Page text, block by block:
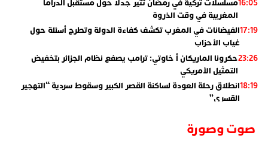
16:05مسلسلات تركية في رمضان تثير جدلا حول مستقبل الدراما
المغربية في وقت الذروة
17:19الفيضانات في المغرب تكشف كفاءة الدولة وتطرح أسئلة حول
غياب الأحزاب
23:26حكرونا الماريكان أ خاوتي: ترامب يصفع نظام الجزائر بتخفيض
التمثيل الأمريكي
18:19انطلاق رحلة العودة لساكنة القصر الكبير وسقوط سردية “التهجير
القسري”
01:55
​”لارام”.. 3 خطوط أخرى نحو إسبانيا وهذه هي الوجهاتصوت وصورة